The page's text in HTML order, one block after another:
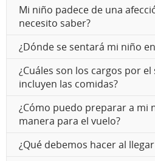
Mi niño padece de una
necesito saber?
¿Dónde se sentará mi niño
¿Cuáles son los cargos por
incluyen las comidas?
¿Cómo puedo preparar a mi
manera para el vuelo?
¿Qué debemos hacer al